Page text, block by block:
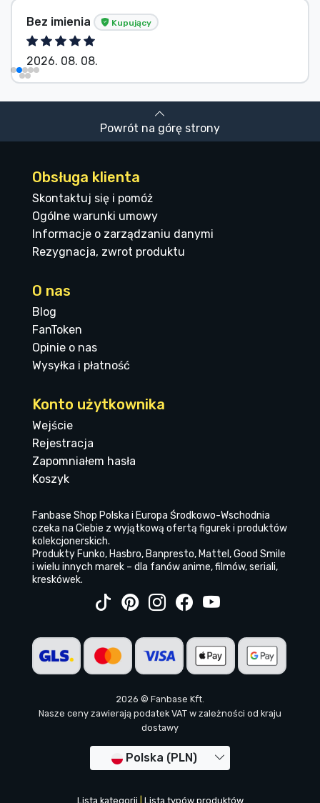
Bez imienia Kupujący
2026. 08. 08.
Powrót na górę strony
Obsługa klienta
Skontaktuj się i pomóż
Ogólne warunki umowy
Informacje o zarządzaniu danymi
Rezygnacja, zwrot produktu
O nas
Blog
FanToken
Opinie o nas
Wysyłka i płatność
Konto użytkownika
Wejście
Rejestracja
Zapomniałem hasła
Koszyk
Fanbase Shop Polska i Europa Środkowo-Wschodnia
czeka na Ciebie z wyjątkową ofertą figurek i produktów
kolekcjonerskich.
Produkty Funko, Hasbro, Banpresto, Mattel, Good Smile
i wielu innych marek – dla fanów anime, filmów, seriali,
kreskówek.
2026 © Fanbase Kft.
Nasze ceny zawierają podatek VAT w zależności od kraju
dostawy
Polska (PLN)
Lista kategorii Lista typów produktów